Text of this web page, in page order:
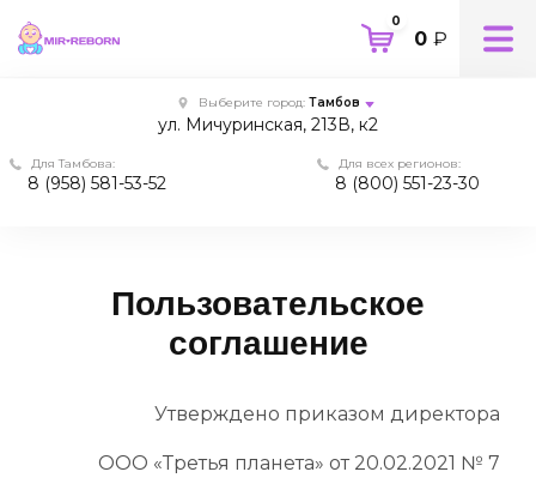
0
0 ₽
Выберите город: Тамбов
ул. Мичуринская, 213В, к2
Для всех регионов:
8 (800) 551-23-30
Для Тамбова:
8 (958) 581-53-52
Пользовательское
соглашение
Утверждено приказом директора
ООО «Третья планета» от 20.02.2021 № 7